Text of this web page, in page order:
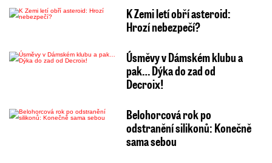
K Zemi letí obří asteroid:
Hrozí nebezpečí?
Úsměvy v Dámském klubu a
pak… Dýka do zad od
Decroix!
Belohorcová rok po
odstranění silikonů: Konečně
sama sebou